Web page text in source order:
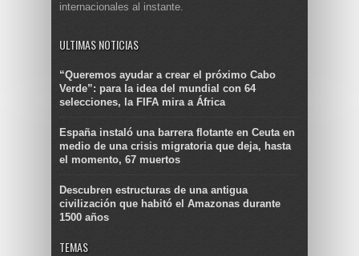
internacionales al instante.
ULTIMAS NOTICIAS
“Queremos ayudar a crear el próximo Cabo
Verde”: para la idea del mundial con 64
selecciones, la FIFA mira a África
España instaló una barrera flotante en Ceuta en
medio de una crisis migratoria que deja, hasta
el momento, 67 muertos
Descubren estructuras de una antigua
civilización que habitó el Amazonas durante
1500 años
TEMAS